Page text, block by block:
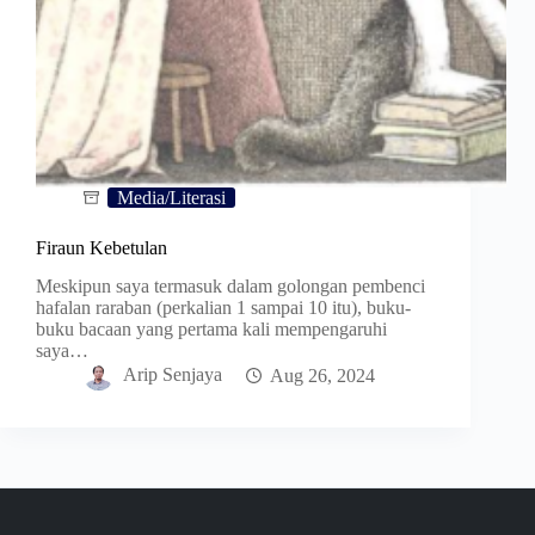
Media/Literasi
Firaun Kebetulan
Meskipun saya termasuk dalam golongan pembenci
hafalan raraban (perkalian 1 sampai 10 itu), buku-
buku bacaan yang pertama kali mempengaruhi
saya…
Arip Senjaya
Aug 26, 2024